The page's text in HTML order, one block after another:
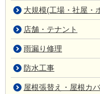
大規模(工場・社屋
店舗・テナント
雨漏り修理
防水工事
屋根張替え・屋根カ